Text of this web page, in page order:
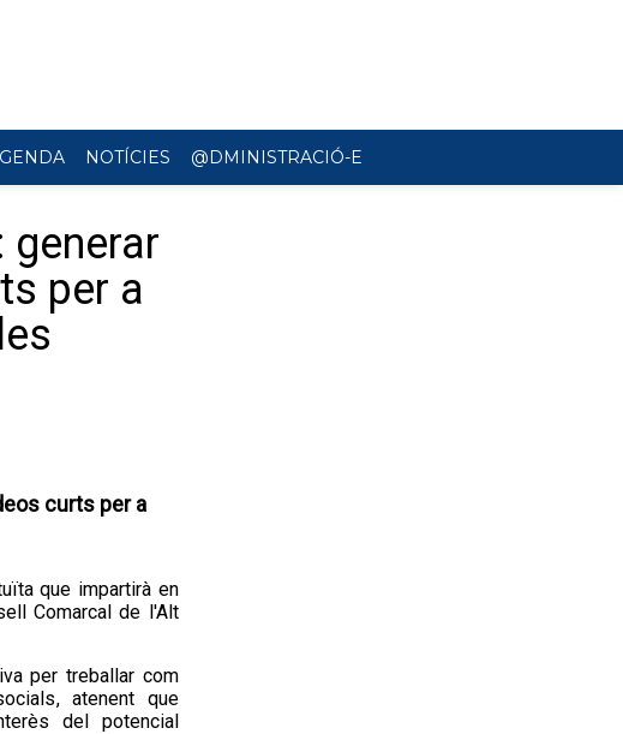
NOTÍCIES @DMINISTRACIÓ-E
generar
per a
curts per a
que impartirà en
Comarcal de l'Alt
per treballar com
, atenent que
del potencial